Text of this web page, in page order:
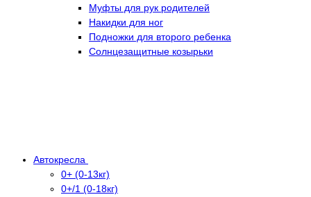
Муфты для рук родителей
Накидки для ног
Подножки для второго ребенка
Солнцезащитные козырьки
Автокресла
0+ (0-13кг)
0+/1 (0-18кг)